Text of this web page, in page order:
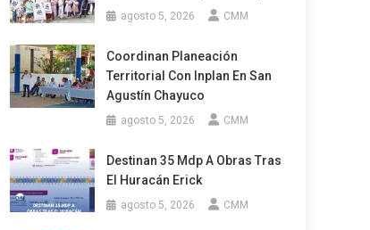
agosto 5, 2026 CMM
Coordinan Planeación
Territorial Con Inplan En San
Agustín Chayuco
agosto 5, 2026 CMM
Destinan 35 Mdp A Obras Tras
El Huracán Erick
agosto 5, 2026 CMM